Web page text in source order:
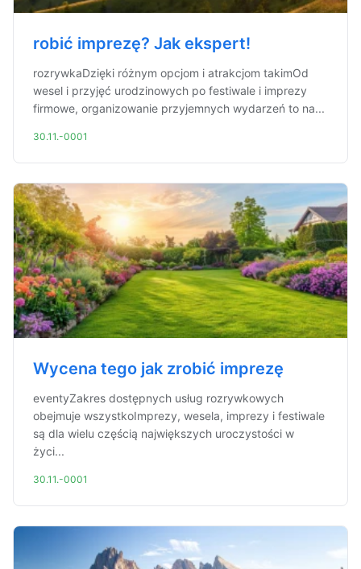
robić imprezę? Jak ekspert!
rozrywkaDzięki różnym opcjom i atrakcjom takimOd
wesel i przyjęć urodzinowych po festiwale i imprezy
firmowe, organizowanie przyjemnych wydarzeń to na...
30.11.-0001
Wycena tego jak zrobić imprezę
eventyZakres dostępnych usług rozrywkowych
obejmuje wszystkoImprezy, wesela, imprezy i festiwale
są dla wielu częścią największych uroczystości w
życi...
30.11.-0001